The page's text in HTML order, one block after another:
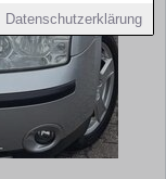
Datenschutzerklärung